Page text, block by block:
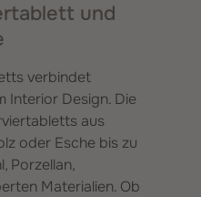
und
verbindet
Interior Design. Die
aus
oder Esche bis zu
Porzellan,
Materialien. Ob